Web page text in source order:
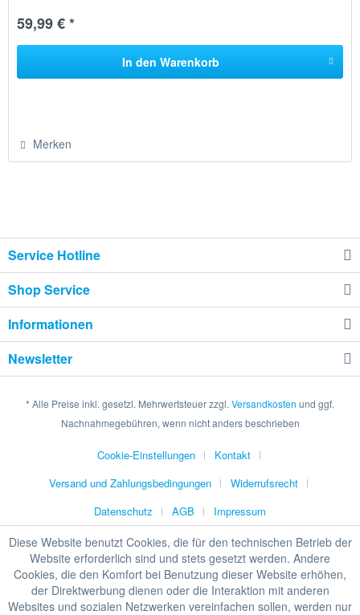
HINWEIS ZU UNSEREN STATIONÄREN
PREISEN
59,99 € *
In den Warenkorb
Merken
Service Hotline
Shop Service
Informationen
Newsletter
* Alle Preise inkl. gesetzl. Mehrwertsteuer zzgl. Versandkosten und ggf.
Nachnahmegebühren, wenn nicht anders beschrieben
Cookie-Einstellungen
Kontakt
Versand und Zahlungsbedingungen
Widerrufsrecht
Datenschutz
AGB Impressum
Diese Website benutzt Cookies, die für den technischen Betrieb der
Website erforderlich sind und stets gesetzt werden. Andere
Cookies, die den Komfort bei Benutzung dieser Website erhöhen,
der Direktwerbung dienen oder die Interaktion mit anderen
Websites und sozialen Netzwerken vereinfachen sollen, werden nur